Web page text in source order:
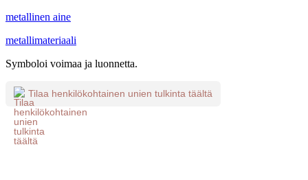
metallinen aine
metallimateriaali
Symboloi voimaa ja luonnetta.
Tilaa henkilökohtainen unien tulkinta täältä